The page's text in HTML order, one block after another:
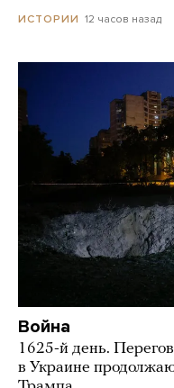
ИСТОРИИ 12 часов назад
Война
1625-й день.
в Украине